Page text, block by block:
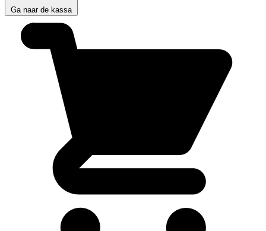
Ga naar de kassa